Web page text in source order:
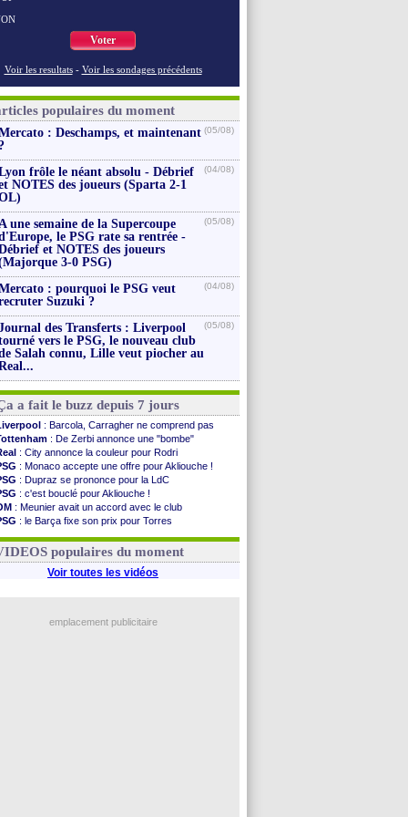
Voter
Voir les resultats - Voir les sondages précédents
populaires du moment
: Deschamps, et maintenant (05/08)
frôle le néant absolu - Débrief
NOTES des joueurs (Sparta 2-1
(04/08)
une semaine de la Supercoupe
le PSG rate sa rentrée -
et NOTES des joueurs
3-0 PSG)
(05/08)
: pourquoi le PSG veut
Suzuki ?
(04/08)
des Transferts : Liverpool
vers le PSG, le nouveau club
Salah connu, Lille veut piocher au
(05/08)
a fait le buzz depuis 7 jours
: Barcola, Carragher ne comprend pas
: De Zerbi annonce une "bombe"
: City annonce la couleur pour Rodri
: Monaco accepte une offre pour Akliouche !
: Dupraz se prononce pour la LdC
: c'est bouclé pour Akliouche !
: Meunier avait un accord avec le club
: le Barça fixe son prix pour Torres
: Infantino sollicite Trump
populaires du moment
Voir toutes les vidéos
emplacement publicitaire